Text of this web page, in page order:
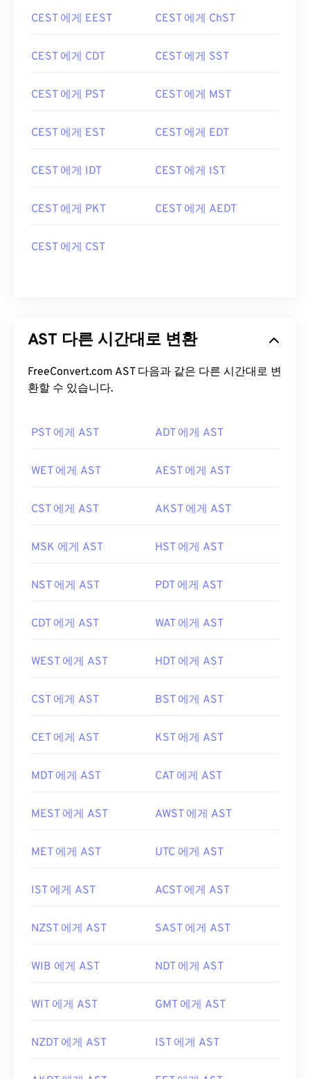
CEST 에게 EEST CEST 에게 ChST
CEST 에게 CDT CEST 에게 SST
CEST 에게 PST CEST 에게 MST
CEST 에게 EST CEST 에게 EDT
CEST 에게 IDT CEST 에게 IST
CEST 에게 PKT CEST 에게 AEDT
CEST 에게 CST
AST 다른 시간대로 변환
FreeConvert.com AST 다음과 같은 다른 시간대로 변
환할 수 있습니다.
PST 에게 AST ADT 에게 AST
WET 에게 AST AEST 에게 AST
CST 에게 AST AKST 에게 AST
MSK 에게 AST HST 에게 AST
NST 에게 AST PDT 에게 AST
CDT 에게 AST WAT 에게 AST
WEST 에게 AST HDT 에게 AST
CST 에게 AST BST 에게 AST
CET 에게 AST KST 에게 AST
MDT 에게 AST CAT 에게 AST
MEST 에게 AST AWST 에게 AST
MET 에게 AST UTC 에게 AST
IST 에게 AST ACST 에게 AST
NZST 에게 AST SAST 에게 AST
WIB 에게 AST NDT 에게 AST
WIT 에게 AST GMT 에게 AST
NZDT 에게 AST IST 에게 AST